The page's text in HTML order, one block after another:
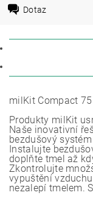
Dotaz
milKit Compact 75
Produkty milKit
Naše inovativní
bezdušový
Instalujte
doplňte tmel až
Zkontrolujte
vypuštění
nezalepí tmelem.